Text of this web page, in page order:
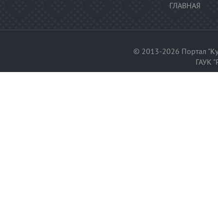
ГЛАВНАЯ
© 2013-2026 Портал
ГАУК